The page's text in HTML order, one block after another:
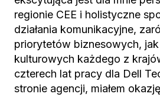
regionie CEE i holistyczne
działania komunikacyjne,
priorytetów biznesowych,
kulturowych każdego z
czterech lat pracy dla Dell
stronie agencji, miałem